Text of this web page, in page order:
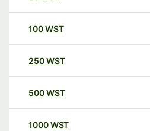
100WST
250WST
500WST
1000WST